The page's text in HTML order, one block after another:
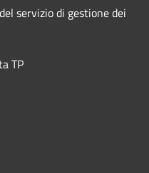
servizio di gestione dei
TP